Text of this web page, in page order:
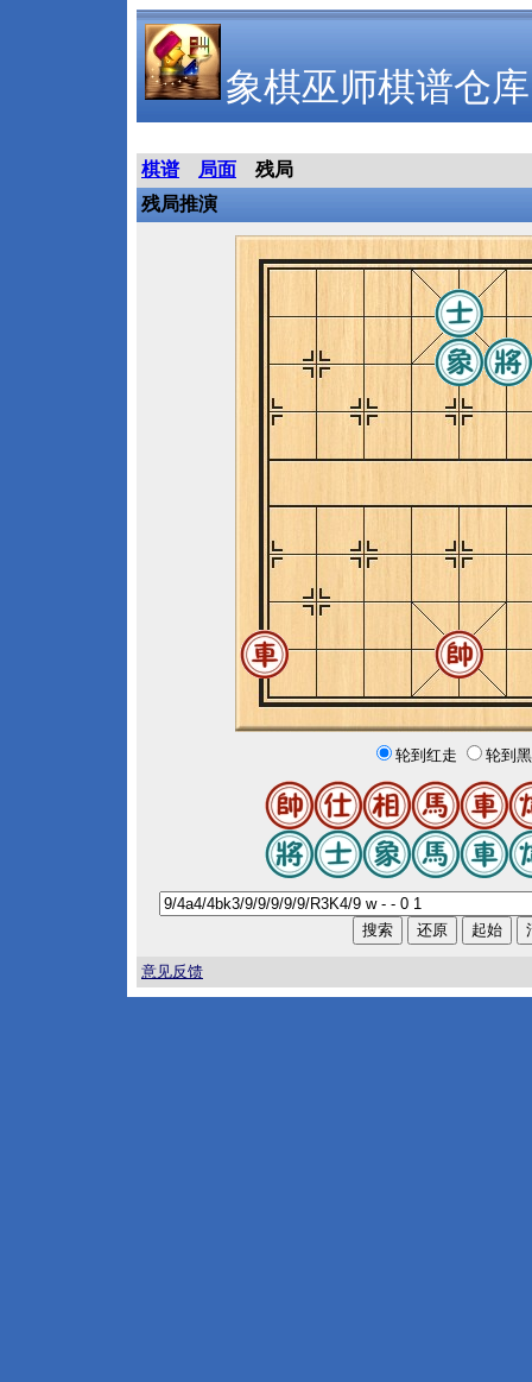
象棋巫师棋谱仓库
棋谱 局面
残局
残局推演
轮到红走 轮到
意见反馈